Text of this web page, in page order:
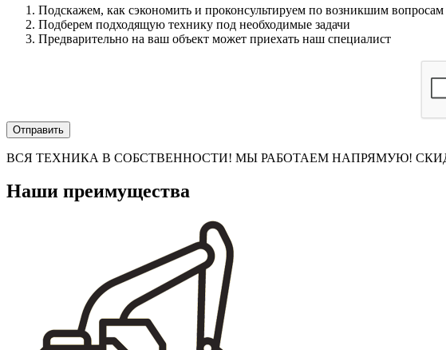
Подскажем, как сэкономить и проконсультируем по возникшим вопросам
Подберем подходящую технику под необходимые задачи
Предварительно на ваш объект может приехать наш специалист
ВСЯ ТЕХНИКА В СОБСТВЕННОСТИ! МЫ РАБОТАЕМ НАПРЯМУЮ!
Наши преимущества